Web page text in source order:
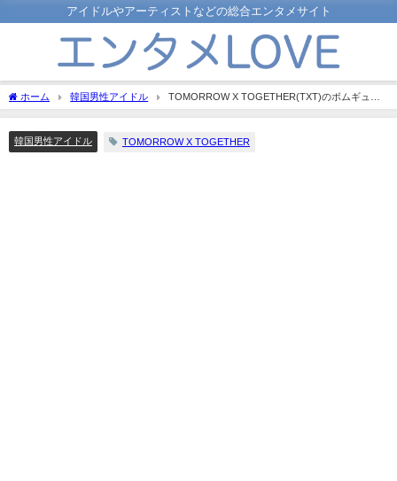
アイドルやアーティストなどの総合エンタメサイト
ホーム 韓国男性アイドル
TOMORROW X TOGETHER(TXT)のボムギュが
怪我をした原因は？もう無事に治ったの？
韓国男性アイドル TOMORROW X TOGETHER